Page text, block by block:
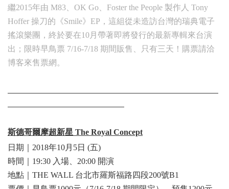
繼2015年由 M83、OK Go、Foster the People 製作人 Tony
Hoffer 操刀的《Smile》EP，這組從未造訪台灣的瑞典電子
搖滾樂團，終於要在10月帶著即將發行的最新專輯來台演
出；限時早鳥票 7/16-7/18 期間販售、只有三天！購票請洽
博客來售票網。
斯德哥爾摩超新星 The Royal Concept
日期｜2018年10月5日 (五)
時間｜19:30 入場、20:00 開演
地點｜THE WALL 台北市羅斯福路四段200號B1